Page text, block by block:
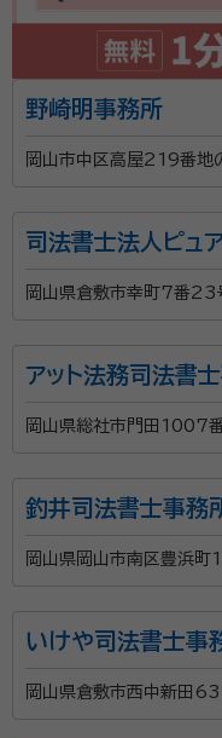
分、山陽自動車道から
にあります。 代表の石部歩先生は、ご自身が親御さんからの相
続で相当な苦労をされた
ことを決意されたそうで
登録し、現在は相続関連
より高度な相続の専門家を
みを気軽に相談してほし
資格等：行政書士
所属団体：岡山県行政書
野崎明事務所
岡山市中区高屋219番地
司法書士法人ピュ
岡山県倉敷市幸町7番23
アット法務司法書
岡山県総社市門田1007
釣井司法書士事務
岡山県岡山市南区豊浜
いけや司法書士事
岡山県倉敷市西中新田